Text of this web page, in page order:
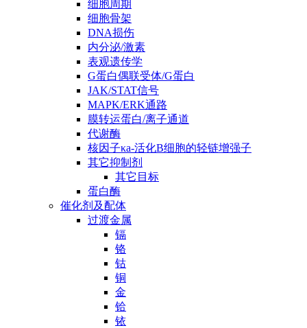
细胞周期
细胞骨架
DNA损伤
内分泌/激素
表观遗传学
G蛋白偶联受体/G蛋白
JAK/STAT信号
MAPK/ERK通路
膜转运蛋白/离子通道
代谢酶
核因子κa-活化B细胞的轻链增强子
其它抑制剂
其它目标
蛋白酶
催化剂及配体
过渡金属
镉
铬
钴
铜
金
铪
铱